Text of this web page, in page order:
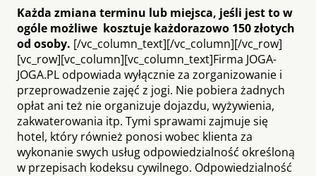
Każda zmiana terminu lub miejsca, jeśli jest to w
ogóle możliwe kosztuje każdorazowo 150 złotych
od osoby. [/vc_column_text][/vc_column][/vc_row]
[vc_row][vc_column][vc_column_text]Firma JOGA-
JOGA.PL odpowiada wyłącznie za zorganizowanie i
przeprowadzenie zajęć z jogi. Nie pobiera żadnych
opłat ani też nie organizuje dojazdu, wyżywienia,
zakwaterowania itp. Tymi sprawami zajmuje się
hotel, który również ponosi wobec klienta za
wykonanie swych usług odpowiedzialność określoną
w przepisach kodeksu cywilnego. Odpowiedzialność